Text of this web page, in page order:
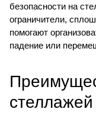
безопасности на
ограничители,
помогают
падение или
стеллажей